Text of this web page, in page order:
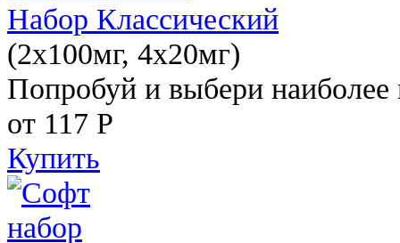
Набор Классический
(2x100мг, 4x20мг)
Попробуй и выбери наиболее
от 117 Р
Купить